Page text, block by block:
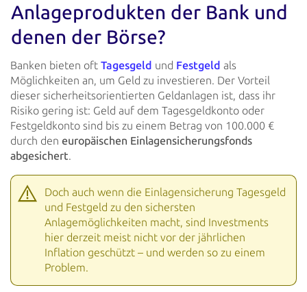
Anlageprodukten der Bank und
denen der Börse?
Banken bieten oft Tagesgeld und Festgeld als
Möglichkeiten an, um Geld zu investieren. Der Vorteil
dieser sicherheitsorientierten Geldanlagen ist, dass ihr
Risiko gering ist: Geld auf dem Tagesgeldkonto oder
Festgeldkonto sind bis zu einem Betrag von 100.000 €
durch den europäischen Einlagensicherungsfonds
abgesichert.
Doch auch wenn die Einlagensicherung Tagesgeld
und Festgeld zu den sichersten
Anlagemöglichkeiten macht, sind Investments
hier derzeit meist nicht vor der jährlichen
Inflation geschützt – und werden so zu einem
Problem.